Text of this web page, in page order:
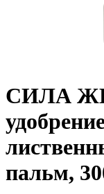
СИЛА
пальм,